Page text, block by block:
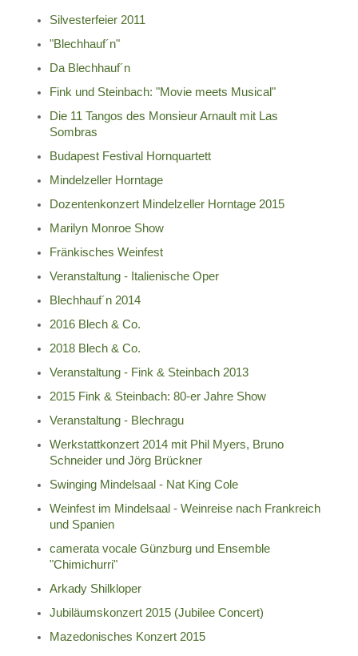
Silvesterfeier 2011
"Blechhauf´n"
Da Blechhauf´n
Fink und Steinbach: "Movie meets Musical"
Die 11 Tangos des Monsieur Arnault mit Las
Sombras
Budapest Festival Hornquartett
Mindelzeller Horntage
Dozentenkonzert Mindelzeller Horntage 2015
Marilyn Monroe Show
Fränkisches Weinfest
Veranstaltung - Italienische Oper
Blechhauf´n 2014
2016 Blech & Co.
2018 Blech & Co.
Veranstaltung - Fink & Steinbach 2013
2015 Fink & Steinbach: 80-er Jahre Show
Veranstaltung - Blechragu
Werkstattkonzert 2014 mit Phil Myers, Bruno
Schneider und Jörg Brückner
Swinging Mindelsaal - Nat King Cole
Weinfest im Mindelsaal - Weinreise nach Frankreich
und Spanien
camerata vocale Günzburg und Ensemble
"Chimichurri"
Arkady Shilkloper
Jubiläumskonzert 2015 (Jubilee Concert)
Mazedonisches Konzert 2015